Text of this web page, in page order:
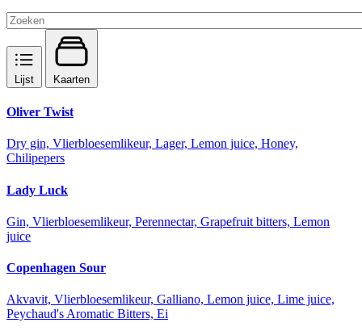
Lijst Kaarten
Oliver Twist
Dry gin, Vlierbloesemlikeur, Lager, Lemon juice, Honey,
Chilipepers
Lady Luck
Gin, Vlierbloesemlikeur, Perennectar, Grapefruit bitters, Lemon
juice
Copenhagen Sour
Akvavit, Vlierbloesemlikeur, Galliano, Lemon juice, Lime juice,
Peychaud's Aromatic Bitters, Ei